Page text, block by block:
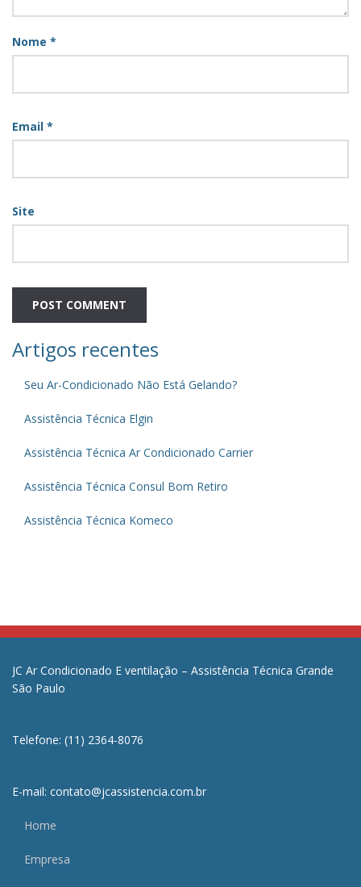
Nome *
Email *
Site
Artigos recentes
Seu Ar-Condicionado Não Está Gelando?
Assistência Técnica Elgin
Assistência Técnica Ar Condicionado Carrier
Assistência Técnica Consul Bom Retiro
Assistência Técnica Komeco
JC Ar Condicionado E ventilação – Assistência Técnica Grande
São Paulo
Telefone: (11) 2364-8076
E-mail: contato@jcassistencia.com.br
Home
Empresa